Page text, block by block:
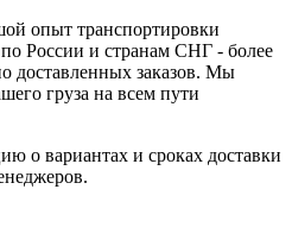
опыт транспортировки
России и странам СНГ - более
доставленных заказов. Мы
груза на всем пути
о вариантах и сроках доставки